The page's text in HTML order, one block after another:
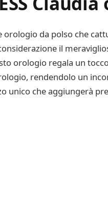
orologio da polso che
il
orologio regala un
rendendolo un
unico che aggiungerà